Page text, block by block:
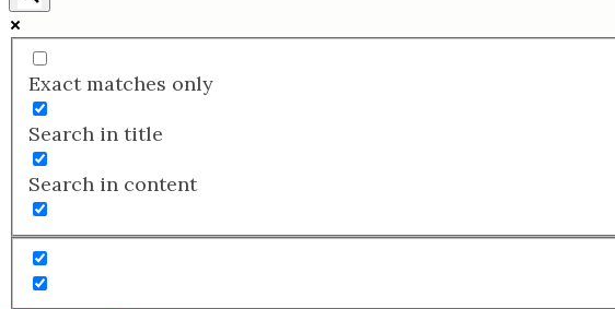
Exact matches only
Search in title
Search in content